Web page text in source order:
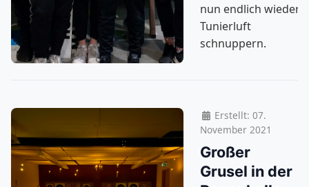
nun endlich wieder
Tunierluft
schnuppern.
Großer
Grusel in der
Erstellt: 07.
November 2021